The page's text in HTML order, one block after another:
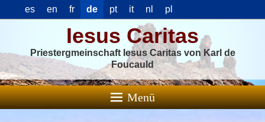
es en fr de pt it nl pl
Iesus Caritas
Priestergmeinschaft Iesus Caritas von Karl de
Foucauld
Menü